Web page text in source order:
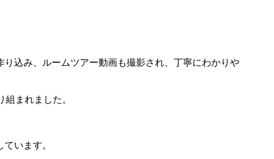
込み、ルームツアー動画も撮影され、丁寧にわかりや
まれました。
います。